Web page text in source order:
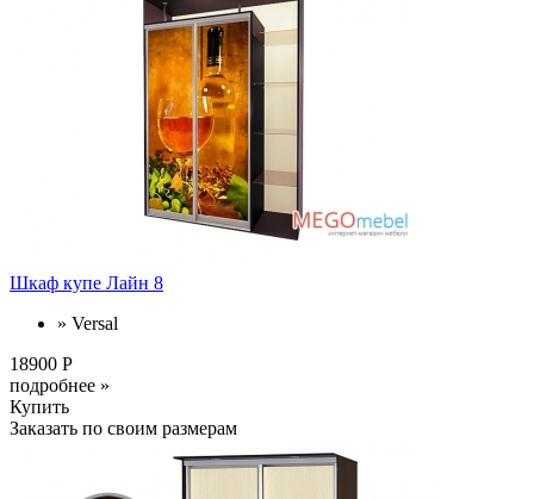
Шкаф купе Лайн 8
» Versal
18900 Р
подробнее »
Купить
Заказать по своим размерам